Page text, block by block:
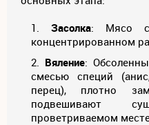
Засолка: Мясо
концентрированном
Вяление:
смесью специй
перец), плотно
подвешивают
проветриваемом